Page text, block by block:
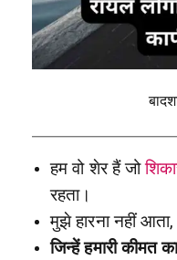
हम वो शेर हैं जो
रहता।
मुझे हारना नहीं
जिन्हें हमारी कीमत